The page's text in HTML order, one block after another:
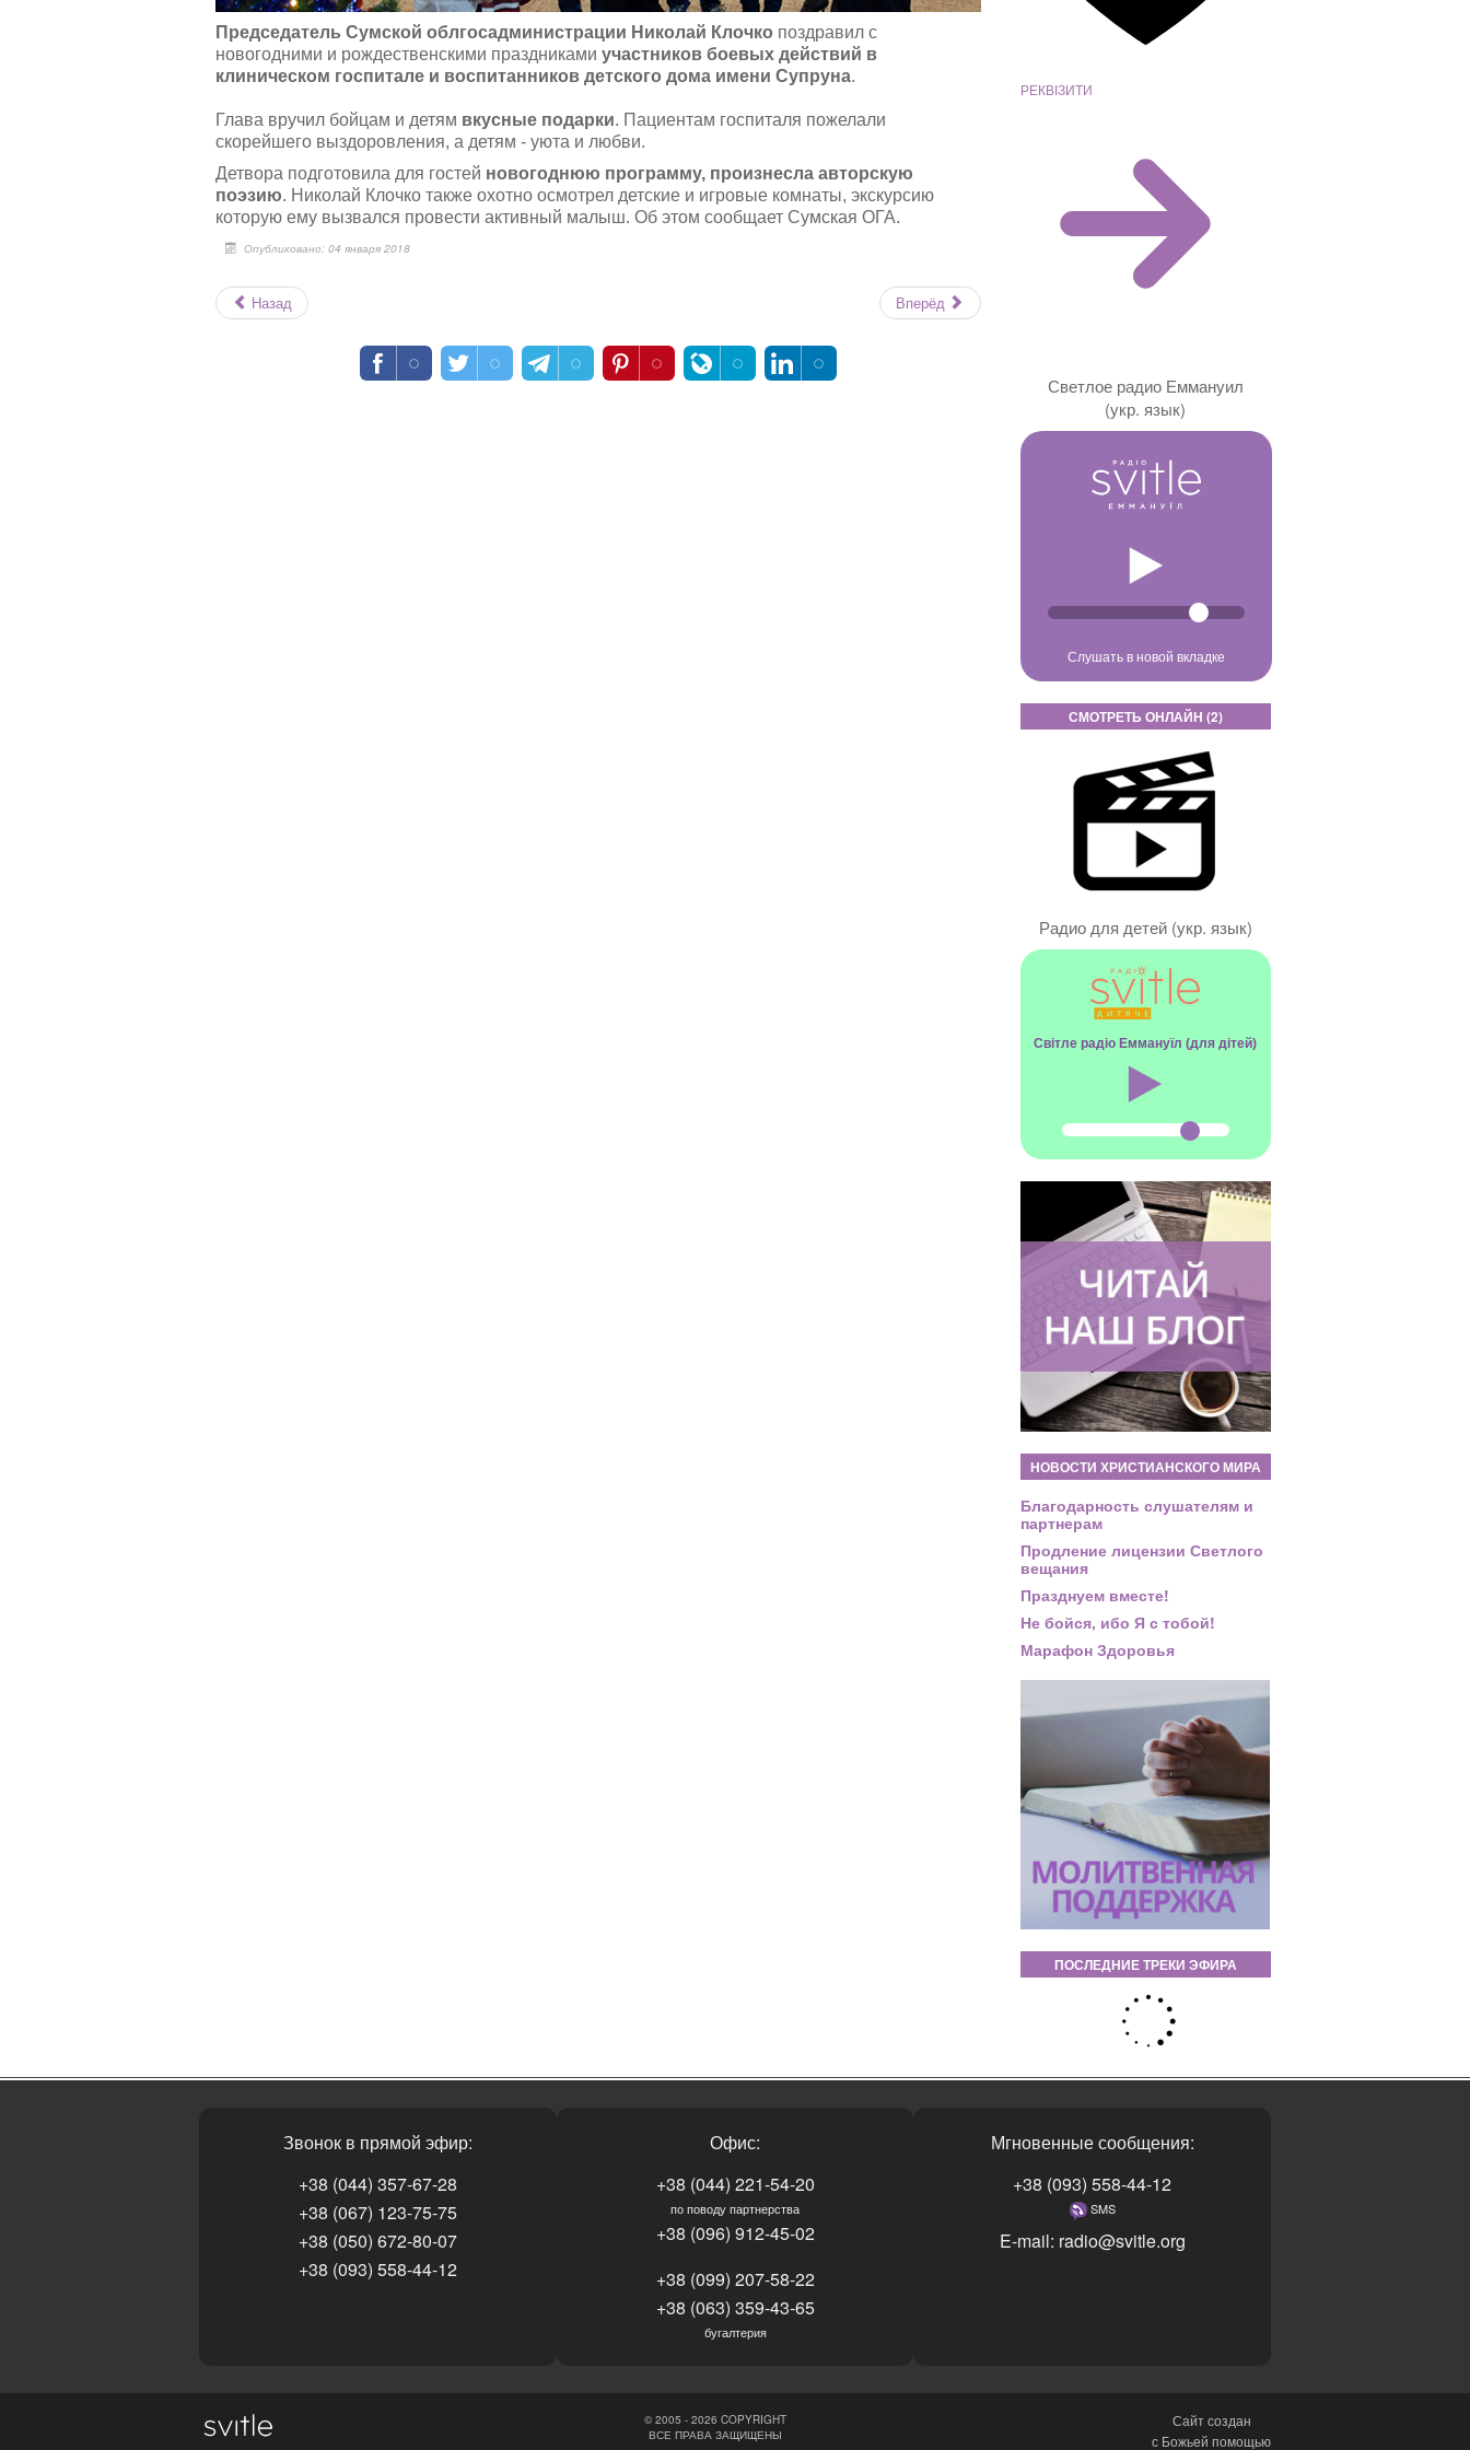
Председатель Сумской облгосадминистрации Николай Клочко поздравил с
новогодними и рождественскими праздниками участников боевых действий в
клиническом госпитале и воспитанников детского дома имени Супруна.
Глава вручил бойцам и детям вкусные подарки. Пациентам госпиталя пожелали
скорейшего выздоровления, а детям - уюта и любви.
Детвора подготовила для гостей новогоднюю программу, произнесла авторскую
поэзию. Николай Клочко также охотно осмотрел детские и игровые комнаты, экскурсию
которую ему вызвался провести активный малыш. Об этом сообщает Сумская ОГА.
Опубликовано: 04 января 2018
Назад Вперёд
РЕКВІЗИТИ
Светлое радио Еммануил
(укр. язык)
Слушать в новой вкладке
СМОТРЕТЬ ОНЛАЙН (2)
Радио для детей (укр. язык)
Світле радіо Еммануїл (для дітей)
НОВОСТИ ХРИСТИАНСКОГО МИРА
Благодарность слушателям и
партнерам
Продление лицензии Светлого
вещания
Празднуем вместе!
Не бойся, ибо Я с тобой!
Марафон Здоровья
ПОСЛЕДНИЕ ТРЕКИ ЭФИРА
Звонок в прямой эфир:
+38 (044) 357-67-28
+38 (067) 123-75-75
+38 (050) 672-80-07
+38 (093) 558-44-12
Офис:
+38 (044) 221-54-20
по поводу партнерства
+38 (096) 912-45-02
+38 (099) 207-58-22
+38 (063) 359-43-65
бугалтерия
Мгновенные сообщения:
+38 (093) 558-44-12
SMS
E-mail: radio@svitle.org
Сайт создан
с Божьей помощью
© 2005 - 2026 COPYRIGHT
ВСЕ ПРАВА ЗАЩИЩЕНЫ